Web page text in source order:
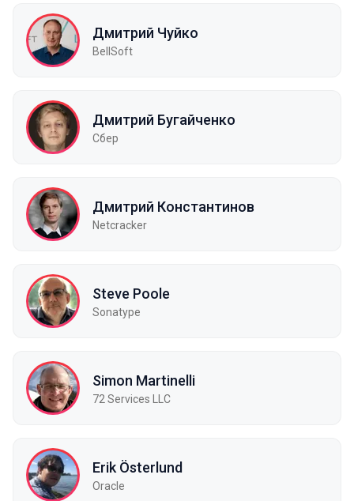
Дмитрий Чуйко
BellSoft
Дмитрий Бугайченко
Сбер
Дмитрий Константинов
Netcracker
Steve Poole
Sonatype
Simon Martinelli
72 Services LLC
Erik Österlund
Oracle